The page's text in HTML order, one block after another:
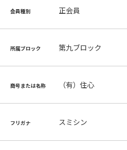
会員種別 正会員
所属ブロック 第九ブロック
商号または名称 （有）住心
フリガナ スミシン